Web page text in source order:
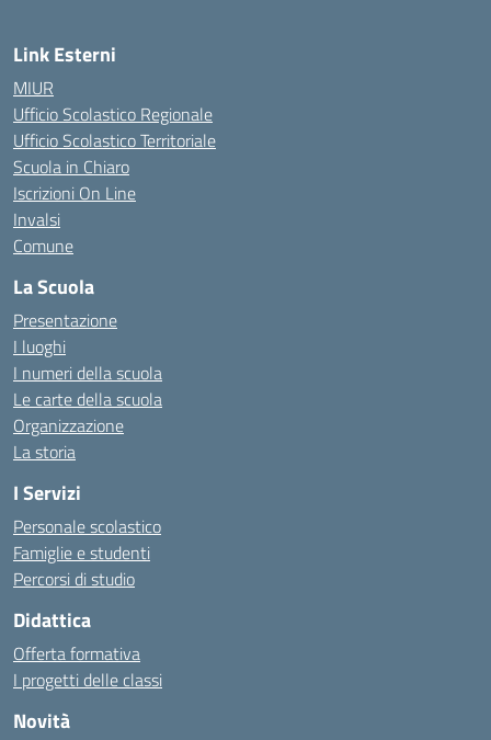
Link Esterni
MIUR
Ufficio Scolastico Regionale
Ufficio Scolastico Territoriale
Scuola in Chiaro
Iscrizioni On Line
Invalsi
Comune
La Scuola
Presentazione
I luoghi
I numeri della scuola
Le carte della scuola
Organizzazione
La storia
I Servizi
Personale scolastico
Famiglie e studenti
Percorsi di studio
Didattica
Offerta formativa
I progetti delle classi
Novità